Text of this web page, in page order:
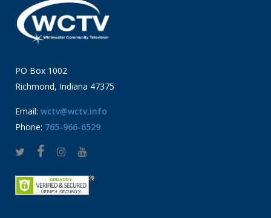
PO Box 1002
Richmond, Indiana 47375
Email: wctv@wctv.info
Phone: 765-966-6529